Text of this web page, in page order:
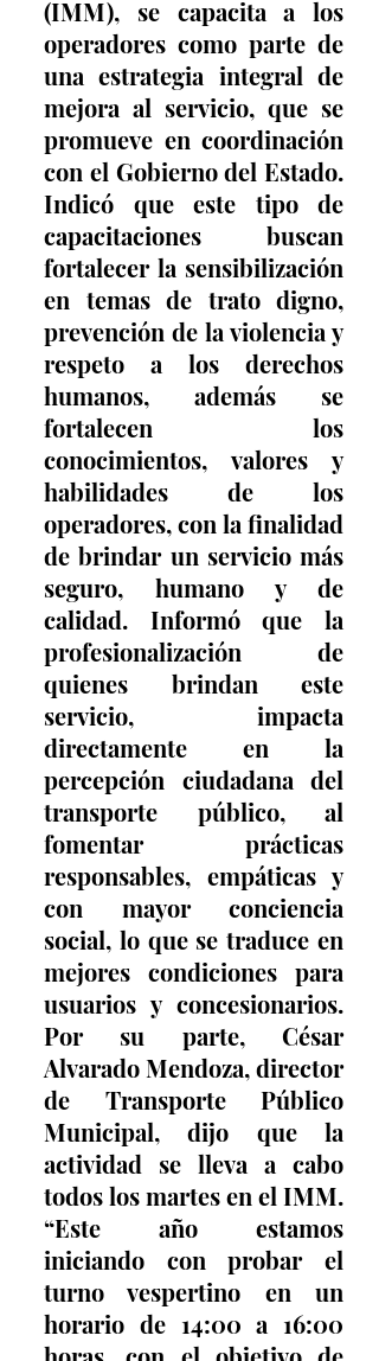
(IMM), se capacita a los
operadores como parte de
una estrategia integral de
mejora al servicio, que se
promueve en coordinación
con el Gobierno del Estado.
Indicó que este tipo de
capacitaciones buscan
fortalecer la sensibilización
en temas de trato digno,
prevención de la violencia y
respeto a los derechos
humanos, además se
fortalecen los
conocimientos, valores y
habilidades de los
operadores, con la finalidad
de brindar un servicio más
seguro, humano y de
calidad. Informó que la
profesionalización de
quienes brindan este
servicio, impacta
directamente en la
percepción ciudadana del
transporte público, al
fomentar prácticas
responsables, empáticas y
con mayor conciencia
social, lo que se traduce en
mejores condiciones para
usuarios y concesionarios.
Por su parte, César
Alvarado Mendoza, director
de Transporte Público
Municipal, dijo que la
actividad se lleva a cabo
todos los martes en el IMM.
“Este año estamos
iniciando con probar el
turno vespertino en un
horario de 14:00 a 16:00